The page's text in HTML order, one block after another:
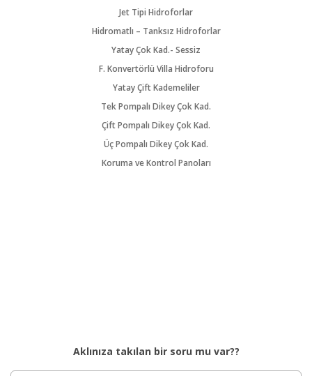
Jet Tipi Hidroforlar
Hidromatlı – Tanksız Hidroforlar
Yatay Çok Kad.- Sessiz
F. Konvertörlü Villa Hidroforu
Yatay Çift Kademeliler
Tek Pompalı Dikey Çok Kad.
Çift Pompalı Dikey Çok Kad.
Üç Pompalı Dikey Çok Kad.
Koruma ve Kontrol Panoları
Aklınıza takılan bir soru mu var??